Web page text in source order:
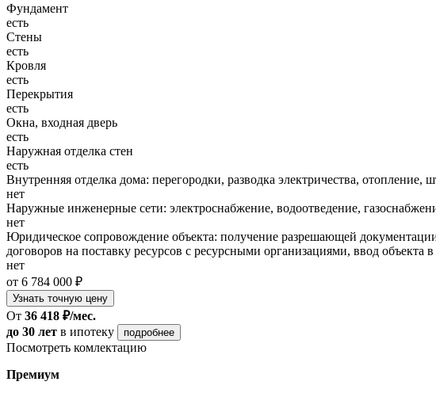
Фундамент
есть
Стены
есть
Кровля
есть
Перекрытия
есть
Окна, входная дверь
есть
Наружная отделка стен
есть
Внутренняя отделка дома: перегородки, разводка электричества, отопление,
нет
Наружные инженерные сети: электроснабжение, водоотведение,
нет
Юридическое сопровождение объекта: получение разрешающей
договоров на поставку ресурсов с ресурсными организациями, ввод объекта
нет
от 6 784 000 ₽
Узнать точную цену
От 36 418 ₽/мес.
до 30 лет в ипотеку подробнее
Посмотреть комлектацию
Премиум